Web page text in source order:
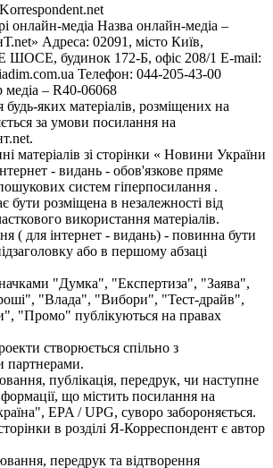
онлайн-медіа Назва онлайн-медіа –
Адреса: 02091, місто Київ,
будинок 172-Б, офіс 208/1 E-mail:
Телефон: 044-205-43-00
медіа – R40-06068
яких матеріалів, розміщених на
за умови посилання на
матеріалів зі сторінки « Новини України
- видань - обов'язкове пряме
систем гіперпосилання .
бути розміщена в незалежності від
використання матеріалів.
( для інтернет - видань) - повинна бути
або в першому абзаці
"Думка", "Експертиза", "Заява",
"Влада", "Вибори", "Тест-драйв",
"Промо" публікуються на правах
створюється спільно з
партнерами.
публікація, передрук, чи наступне
що містить посилання на
EPA / UPG, суворо забороняється.
в розділі Я-Корреспондент є автор
передрук та відтворення